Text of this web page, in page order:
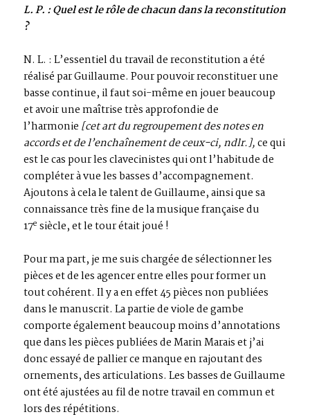
L. P. : Quel est le rôle de chacun dans la reconstitution
?
N. L. : L’essentiel du travail de reconstitution a été
réalisé par Guillaume. Pour pouvoir reconstituer une
basse continue, il faut soi-même en jouer beaucoup
et avoir une maîtrise très approfondie de
l’harmonie [cet art du regroupement des notes en
accords et de l’enchaînement de ceux-ci, ndlr.],ce qui
est le cas pour les clavecinistes qui ont l’habitude de
compléter à vue les basses d’accompagnement.
Ajoutons à cela le talent de Guillaume, ainsi que sa
connaissance très fine de la musique française du
17e siècle, et le tour était joué !
Pour ma part, je me suis chargée de sélectionner les
pièces et de les agencer entre elles pour former un
tout cohérent. Il y a en effet 45 pièces non publiées
dans le manuscrit. La partie de viole de gambe
comporte également beaucoup moins d’annotations
que dans les pièces publiées de Marin Marais et j’ai
donc essayé de pallier ce manque en rajoutant des
ornements, des articulations. Les basses de Guillaume
ont été ajustées au fil de notre travail en commun et
lors des répétitions.